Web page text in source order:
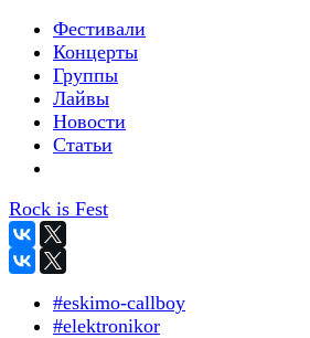
Фестивали
Концерты
Группы
Лайвы
Новости
Статьи
Rock is Fest
#eskimo-callboy
#elektronikor